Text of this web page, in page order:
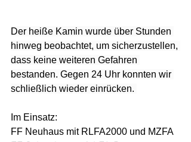
Der heiße Kamin wurde über Stunden
hinweg beobachtet, um sicherzustellen,
dass keine weiteren Gefahren
bestanden. Gegen 24 Uhr konnten wir
schließlich wieder einrücken.
Im Einsatz:
FF Neuhaus mit RLFA2000 und MZFA